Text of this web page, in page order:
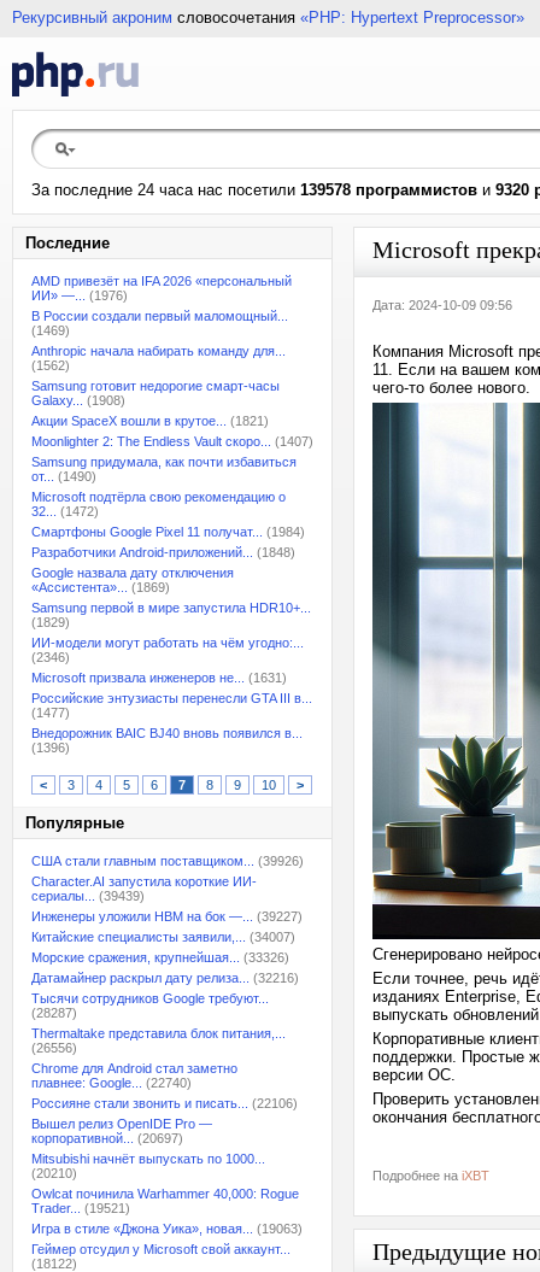
Рекурсивный акроним словосочетания «PHP: Hypertext Preprocessor»
За последние 24 часа нас посетили 139578 программистов и 9320
Последние
AMD привезёт на IFA 2026 «персональный
ИИ» —...
(1976)
В России создали первый маломощный...
(1469)
Anthropic начала набирать команду для...
(1562)
Samsung готовит недорогие смарт-часы
Galaxy...
(1908)
Акции SpaceX вошли в крутое...
(1821)
Moonlighter 2: The Endless Vault скоро...
(1407)
Samsung придумала, как почти избавиться
от...
(1490)
Microsoft подтёрла свою рекомендацию о
32...
(1472)
Смартфоны Google Pixel 11 получат...
(1984)
Разработчики Android-приложений...
(1848)
Google назвала дату отключения
«Ассистента»...
(1869)
Samsung первой в мире запустила HDR10+...
(1829)
ИИ-модели могут работать на чём угодно:...
(2346)
Microsoft призвала инженеров не...
(1631)
Российские энтузиасты перенесли GTA III в...
(1477)
Внедорожник BAIC BJ40 вновь появился в...
(1396)
< 3 4 5 6 7 8 9 10 >
Популярные
США стали главным поставщиком...
(39926)
Character.AI запустила короткие ИИ-
сериалы...
(39439)
Инженеры уложили HBM на бок —...
(39227)
Китайские специалисты заявили,...
(34007)
Морские сражения, крупнейшая...
(33326)
Датамайнер раскрыл дату релиза...
(32216)
Тысячи сотрудников Google требуют...
(28287)
Thermaltake представила блок питания,...
(26556)
Chrome для Android стал заметно
плавнее: Google...
(22740)
Россияне стали звонить и писать...
(22106)
Вышел релиз OpenIDE Pro —
корпоративной...
(20697)
Mitsubishi начнёт выпускать по 1000...
(20210)
Owlcat починила Warhammer 40,000: Rogue
Trader...
(19521)
Игра в стиле «Джона Уика», новая...
(19063)
Геймер отсудил у Microsoft свой аккаунт...
(18122)
Microsoft
Дата: 2024-10-09 09:56
Компания Microsoft
11. Если на вашем
чего-то более нового.
Сгенерировано
Если точнее, речь
изданиях Enterprise,
выпускать
Корпоративные
поддержки. Простые
версии ОС.
Проверить
окончания
Подробнее на iXBT
Предыдущие